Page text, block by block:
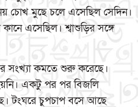
চোখ মুছে চলে এসেছিল সেদিন।
এসেছিল। শ্বাশুড়ির সঙ্গে
সংখ্যা কমতে শুরু করেছে।
একটু পর পর বিজলি
টংঘরে চুপচাপ বসে আছে